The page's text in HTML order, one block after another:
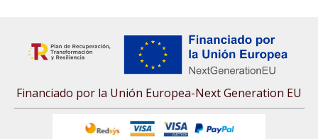
Financiado por la Unión Europea-Next Generation EU